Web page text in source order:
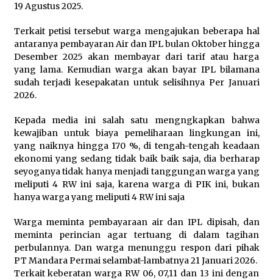
19 Agustus 2025.
Terkait petisi tersebut warga mengajukan beberapa hal
antaranya pembayaran Air dan IPL bulan Oktober hingga
Desember 2025 akan membayar dari tarif atau harga
yang lama. Kemudian warga akan bayar IPL bilamana
sudah terjadi kesepakatan untuk selisihnya Per Januari
2026.
Kepada media ini salah satu mengngkapkan bahwa
kewajiban untuk biaya pemeliharaan lingkungan ini,
yang naiknya hingga 170 %, di tengah-tengah keadaan
ekonomi yang sedang tidak baik baik saja, dia berharap
seyoganya tidak hanya menjadi tanggungan warga yang
meliputi 4 RW ini saja, karena warga di PIK ini, bukan
hanya warga yang meliputi 4 RW ini saja
Warga meminta pembayaraan air dan IPL dipisah, dan
meminta perincian agar tertuang di dalam tagihan
perbulannya. Dan warga menunggu respon dari pihak
PT Mandara Permai selambat-lambatnya 21 Januari 2026.
Terkait keberatan warga RW 06, 07,11 dan 13 ini dengan